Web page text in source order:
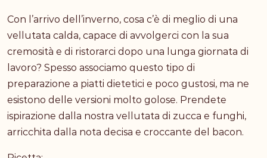
Con l’arrivo dell’inverno, cosa c’è di meglio di una
vellutata calda, capace di avvolgerci con la sua
cremosità e di ristorarci dopo una lunga giornata di
lavoro? Spesso associamo questo tipo di
preparazione a piatti dietetici e poco gustosi, ma ne
esistono delle versioni molto golose. Prendete
ispirazione dalla nostra vellutata di zucca e funghi,
arricchita dalla nota decisa e croccante del bacon.